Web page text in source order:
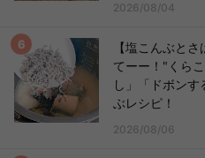
2026/08/04
【塩こんぶと
てーー！"くら
し」「ドボンす
ぶレシピ！
2026/08/06